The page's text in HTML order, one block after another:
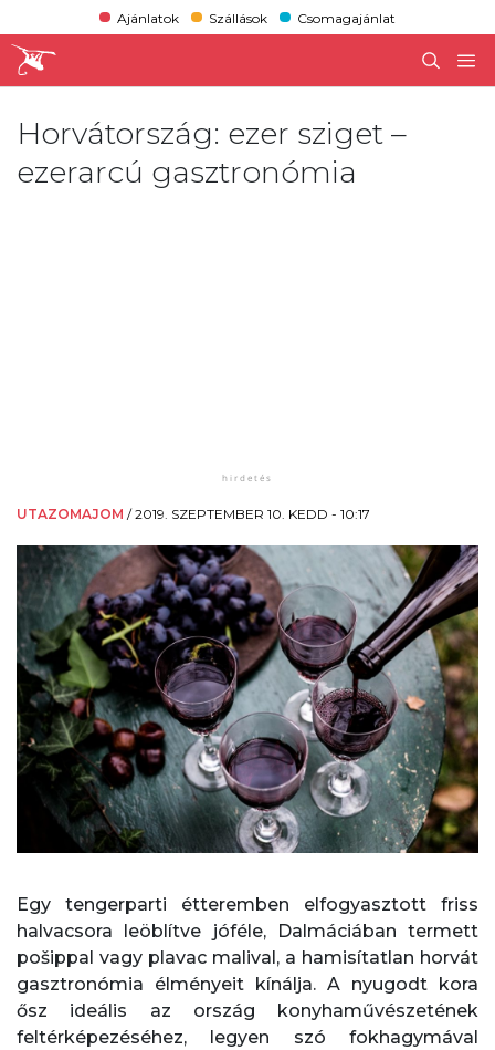
Ajánlatok Szállások Csomagajánlat
Horvátország: ezer sziget –
ezerarcú gasztronómia
UTAZOMAJOM /2019. SZEPTEMBER 10. KEDD - 10:17
Egy tengerparti étteremben elfogyasztott friss
halvacsora leöblítve jóféle, Dalmáciában termett
pošippal vagy plavac malival, a hamisítatlan horvát
gasztronómia élményeit kínálja. A nyugodt kora
ősz ideális az ország konyhaművészetének
feltérképezéséhez, legyen szó fokhagymával